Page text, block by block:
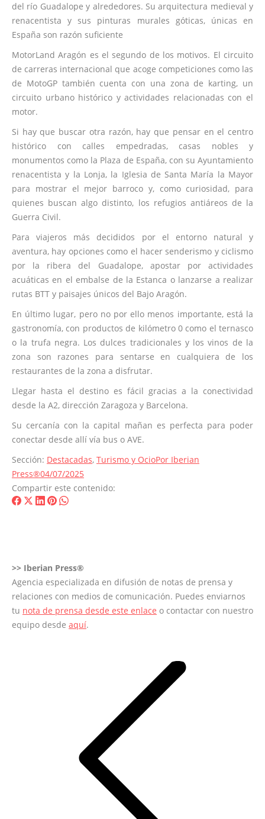
del río Guadalope y alrededores. Su arquitectura medieval y
renacentista y sus pinturas murales góticas, únicas en
España son razón suficiente
MotorLand Aragón es el segundo de los motivos. El circuito
de carreras internacional que acoge competiciones como las
de MotoGP también cuenta con una zona de karting, un
circuito urbano histórico y actividades relacionadas con el
motor.
Si hay que buscar otra razón, hay que pensar en el centro
histórico con calles empedradas, casas nobles y
monumentos como la Plaza de España, con su Ayuntamiento
renacentista y la Lonja, la Iglesia de Santa María la Mayor
para mostrar el mejor barroco y, como curiosidad, para
quienes buscan algo distinto, los refugios antiáreos de la
Guerra Civil.
Para viajeros más decididos por el entorno natural y
aventura, hay opciones como el hacer senderismo y ciclismo
por la ribera del Guadalope, apostar por actividades
acuáticas en el embalse de la Estanca o lanzarse a realizar
rutas BTT y paisajes únicos del Bajo Aragón.
En último lugar, pero no por ello menos importante, está la
gastronomía, con productos de kilómetro 0 como el ternasco
o la trufa negra. Los dulces tradicionales y los vinos de la
zona son razones para sentarse en cualquiera de los
restaurantes de la zona a disfrutar.
Llegar hasta el destino es fácil gracias a la conectividad
desde la A2, dirección Zaragoza y Barcelona.
Su cercanía con la capital mañan es perfecta para poder
conectar desde allí vía bus o AVE.
Sección: Destacadas, Turismo y OcioPor Iberian
Press®04/07/2025
Compartir este contenido:
ShareShareShare
ShareShare
>> Iberian Press®
Agencia especializada en difusión de notas de prensa y
relaciones con medios de comunicación. Puedes enviarnos
tu nota de prensa desde este enlace o contactar con nuestro
equipo desde aquí.